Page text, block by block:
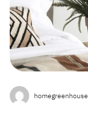
homegreenhouse